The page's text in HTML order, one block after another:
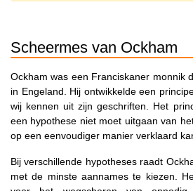
Scheermes van Ockham
Ockham was een Franciskaner monnik
in Engeland. Hij ontwikkelde een
wij kennen uit zijn geschriften. Het
een hypothese niet moet uitgaan van
op een eenvoudiger manier verklaard
Bij verschillende hypotheses raadt
met de minste aannames te kiezen.